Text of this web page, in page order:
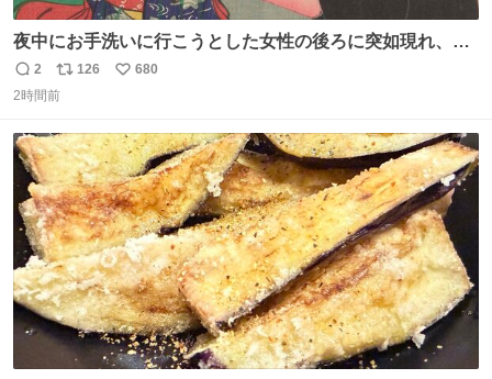
夜中にお手洗いに行こうとした女性の後ろに突如現れ、髪
の毛にガブリと嚙みついたのは、「髪切」という真っ黒な
モンスター。顔をアップでみるとちょっと怖い、正体不明
「アニマル＆モンスター」展にて8/23まで展示していま
す。
返
信
2
リ
ポ
ト
数
126
い
数
680
2時間前